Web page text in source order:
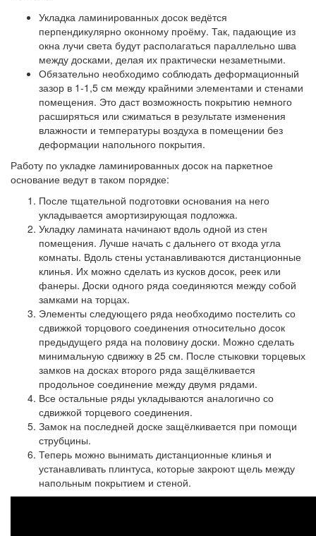
Укладка ламинированных досок ведётся
перпендикулярно оконному проёму. Так, падающие из
окна лучи света будут располагаться параллельно шва
между досками, делая их практически незаметными.
Обязательно необходимо соблюдать деформационный
зазор в 1-1,5 см между крайними элементами и стенами
помещения. Это даст возможность покрытию немного
расширяться или сжиматься в результате изменения
влажности и температуры воздуха в помещении без
деформации напольного покрытия.
Работу по укладке ламинированных досок на паркетное
основание ведут в таком порядке:
После тщательной подготовки основания на него
укладывается амортизирующая подложка.
Укладку ламината начинают вдоль одной из стен
помещения. Лучше начать с дальнего от входа угла
комнаты. Вдоль стены устанавливаются дистанционные
клинья. Их можно сделать из кусков досок, реек или
фанеры. Доски одного ряда соединяются между собой
замками на торцах.
Элементы следующего ряда необходимо постелить со
сдвижкой торцового соединения относительно досок
предыдущего ряда на половину доски. Можно сделать
минимальную сдвижку в 25 см. После стыковки торцевых
замков на досках второго ряда защёлкивается
продольное соединение между двумя рядами.
Все остальные ряды укладываются аналогично со
сдвижкой торцевого соединения.
Замок на последней доске защёлкивается при помощи
струбцины.
Теперь можно вынимать дистанционные клинья и
устанавливать плинтуса, которые закроют щель между
напольным покрытием и стеной.